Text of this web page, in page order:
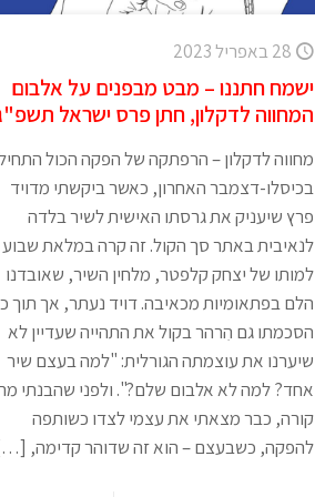
28 באפריל 2023
ישמח חתננו – מבט מבפנים על אלבום
המחווה לדקלון, חתן פרס ישראל
מחווה לדקלון – הרפתקה של הפקה הכול
בכיסלו-דצמבר האחרון, כאשר ביקשתי מדויד
פרץ שיעניק את גרסתו האישית לשיר בלדה
לנאיבית באתר סך הקול. זה קרה במלאת שבוע
למותו של יצחק קלפטר, מלחין השיר, שאובדנו
הלם בפתאומיות מכאיבה. דויד נעתר, אך תוך
הסכמתו גם הִרהר בקול את התהייה שעדיין לא
שיערנו את עוצמתה הגורלית: "למה בעצם שיר
אחד? למה לא אלבום שלם?". ולפני שהבנתי
קורה, כבר מצאתי את עצמי לצדו כשותפה
להפקה, כשבעצם – הוא זה שדוהר קדימה,